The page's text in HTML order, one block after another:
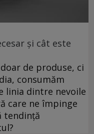
și cât este
de produse, ci
consumăm
linia dintre nevoile
care ne împinge
tendință